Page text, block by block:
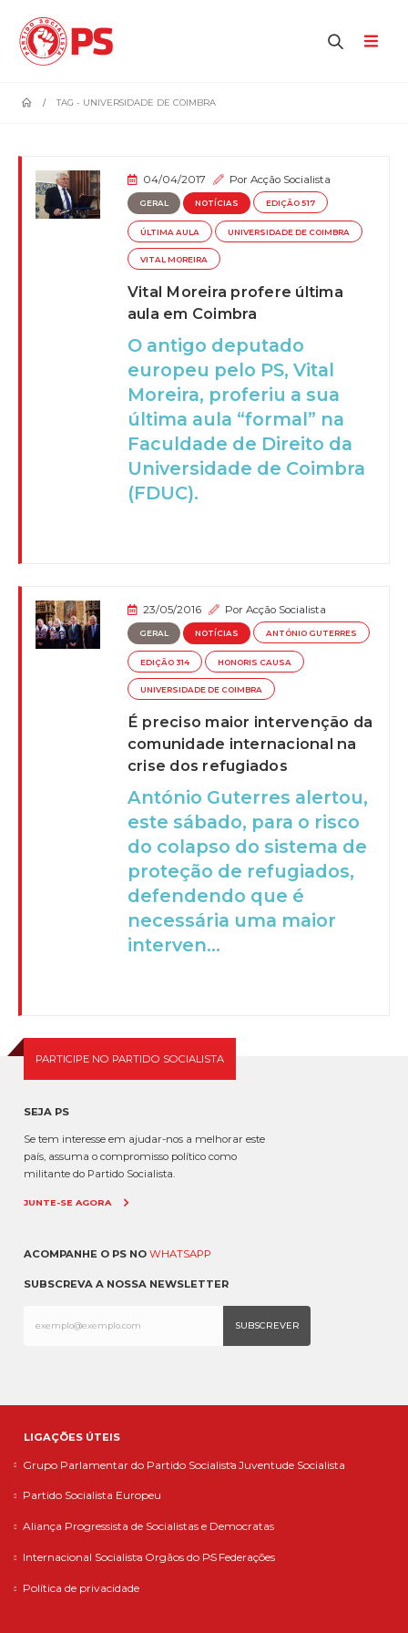
TAG - UNIVERSIDADE DE COIMBRA
04/04/2017 PorAcção Socialista
GERAL NOTÍCIAS EDIÇÃO 517
ÚLTIMA AULA UNIVERSIDADE DE COIMBRA
VITAL MOREIRA
Vital Moreira profere última
aula em Coimbra
O antigo deputado
europeu pelo PS, Vital
Moreira, proferiu a sua
última aula “formal” na
Faculdade de Direito da
Universidade de Coimbra
(FDUC).
23/05/2016 PorAcção Socialista
GERAL NOTÍCIAS ANTÓNIO GUTERRES
EDIÇÃO 314 HONORIS CAUSA
UNIVERSIDADE DE COIMBRA
É preciso maior intervenção da
comunidade internacional na
crise dos refugiados
António Guterres alertou,
este sábado, para o risco
do colapso do sistema de
proteção de refugiados,
defendendo que é
necessária uma maior
interven...
PARTICIPE NO PARTIDO SOCIALISTA
SEJA PS
Se tem interesse em ajudar-nos a melhorar este
país, assuma o compromisso político como
militante do Partido Socialista.
JUNTE-SE AGORA
ACOMPANHE O PS NO WHATSAPP
SUBSCREVA A NOSSA NEWSLETTER
LIGAÇÕES ÚTEIS
Grupo Parlamentar do Partido Socialista Juventude Socialista
Partido Socialista Europeu
Aliança Progressista de Socialistas e Democratas
Internacional Socialista Orgãos do PS Federações
Política de privacidade